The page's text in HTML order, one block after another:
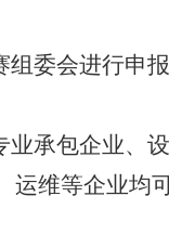
委会进行申
承包企业、
维等企业